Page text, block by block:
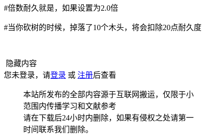
#倍数耐久就是，如果设置为2.0倍
#当你砍树的时候，掉落了10个木头，将会扣除20点耐久度
隐藏内容
您未登录，请登录 或 注册后查看
本站所发布的全部内容源于互联网搬运，仅限于小
范围内传播学习和文献参考
请在下载后24小时内删除，如果有侵权之处请第一
时间联系我们删除。